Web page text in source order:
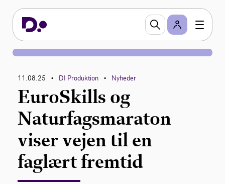
11.08.25 • DI Produktion • Nyheder
EuroSkills og
Naturfagsmaraton
viser vejen til en
faglært fremtid